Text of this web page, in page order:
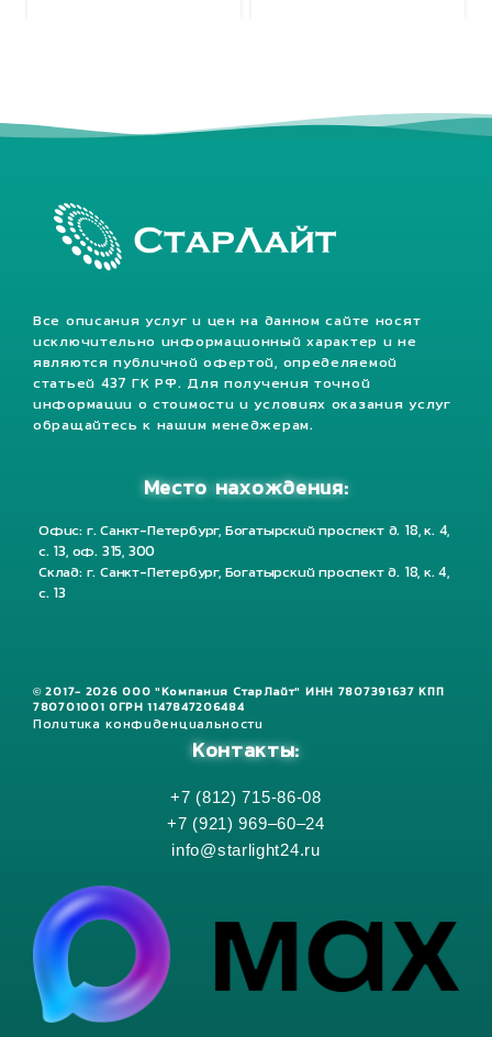
Все описания услуг и цен на данном сайте носят
исключительно информационный характер и не
являются публичной офертой, определяемой
статьей 437 ГК РФ. Для получения точной
информации о стоимости и условиях оказания услуг
обращайтесь к нашим менеджерам.
Место нахождения:
Офис: г. Санкт-Петербург, Богатырский проспект д. 18, к. 4,
с. 13, оф. 315, 300
Склад: г. Санкт-Петербург, Богатырский проспект д. 18, к. 4,
с. 13
© 2017- 2026 ООО "Компания СтарЛайт" ИНН 7807391637 КПП
780701001 ОГРН 1147847206484
Политика конфиденциальности
Контакты:
+7 (812) 715-86-08
+7 (921) 969–60–24
info@starlight24.ru